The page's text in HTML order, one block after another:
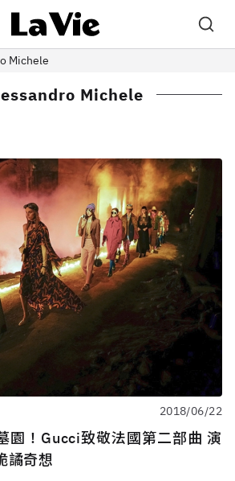
Michele
Michele
2018/06/22
園！Gucci致敬法國第二部曲 演
譎奇想